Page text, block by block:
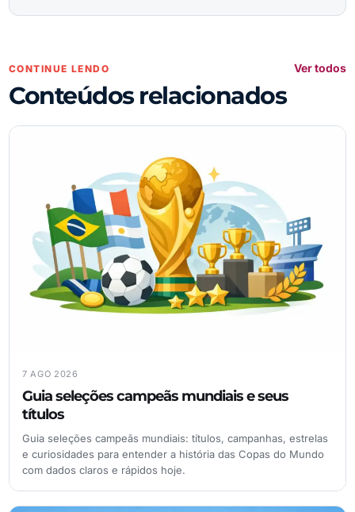
CONTINUE LENDO
Conteúdos relacionados
Ver todos
7 AGO 2026
Guia seleções campeãs mundiais e seus
títulos
Guia seleções campeãs mundiais: títulos, campanhas, estrelas
e curiosidades para entender a história das Copas do Mundo
com dados claros e rápidos hoje.